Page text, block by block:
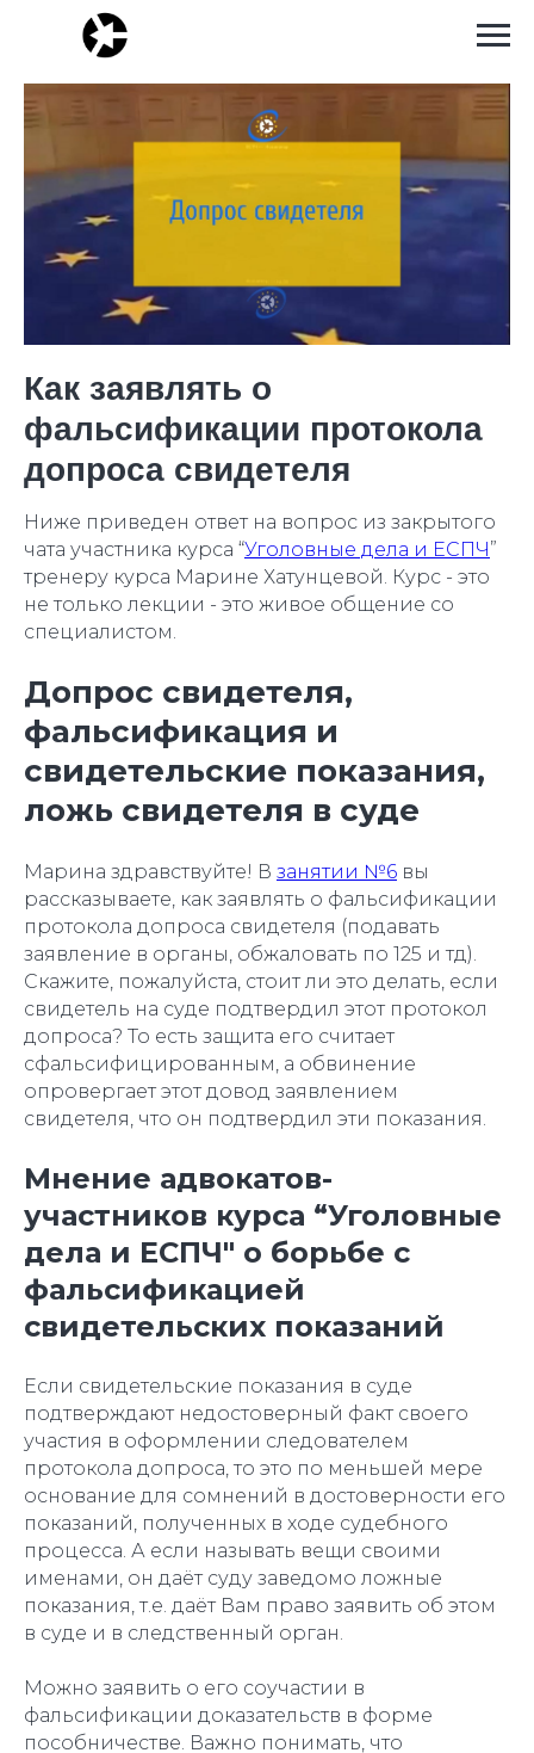
Как заявлять о
фальсификации протокола
допроса свидетеля
Ниже приведен ответ на вопрос из закрытого
чата участника курса “Уголовные дела и ЕСПЧ”
тренеру курса Марине Хатунцевой. Курс - это
не только лекции - это живое общение со
специалистом.
Допрос свидетеля,
фальсификация и
свидетельские показания,
ложь свидетеля в суде
Марина здравствуйте! В занятии №6 вы
рассказываете, как заявлять о фальсификации
протокола допроса свидетеля (подавать
заявление в органы, обжаловать по 125 и тд).
Скажите, пожалуйста, стоит ли это делать, если
свидетель на суде подтвердил этот протокол
допроса? То есть защита его считает
сфальсифицированным, а обвинение
опровергает этот довод заявлением
свидетеля, что он подтвердил эти показания.
Мнение адвокатов-
участников курса “Уголовные
дела и ЕСПЧ" о борьбе с
фальсификацией
свидетельских показаний
Если свидетельские показания в суде
подтверждают недостоверный факт своего
участия в оформлении следователем
протокола допроса, то это по меньшей мере
основание для сомнений в достоверности его
показаний, полученных в ходе судебного
процесса. А если называть вещи своими
именами, он даёт суду заведомо ложные
показания, т.е. даёт Вам право заявить об этом
в суде и в следственный орган.
Можно заявить о его соучастии в
фальсификации доказательств в форме
пособничестве. Важно понимать, что